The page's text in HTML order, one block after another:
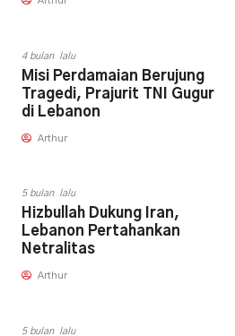
4 bulan lalu
Misi Perdamaian Berujung
Tragedi, Prajurit TNI Gugur
di Lebanon
Arthur
5 bulan lalu
Hizbullah Dukung Iran,
Lebanon Pertahankan
Netralitas
Arthur
5 bulan lalu